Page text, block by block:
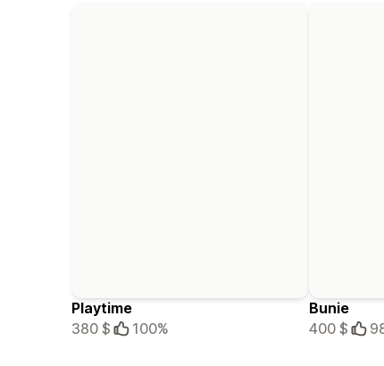
Playtime
380 $
100%
Bunie
400 $